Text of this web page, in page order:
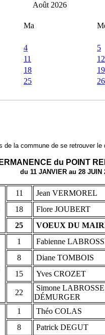
Août 2026
Ma
4 5
11 12
18 19
25 26
de la commune de se retrouver
du POINT
du 11 JANVIER au 28 JUIN
11
Jean VERMOREL
18
Flore JOUBERT
25
VOEUX DU
1
Fabienne
8
Diane TOMBOIS
15
Yves CROZET
22
Simone
DÉMURGER
1
Théo COLAS
8
Patrick DEGUT